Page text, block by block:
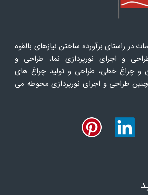
در راستای برآورده ساختن نیازهای بالقوه
و اجرای نورپردازی نما، طراحی و
چراغ خطی، طراحی و تولید چراغ های
طراحی و اجرای نورپردازی محوطه می